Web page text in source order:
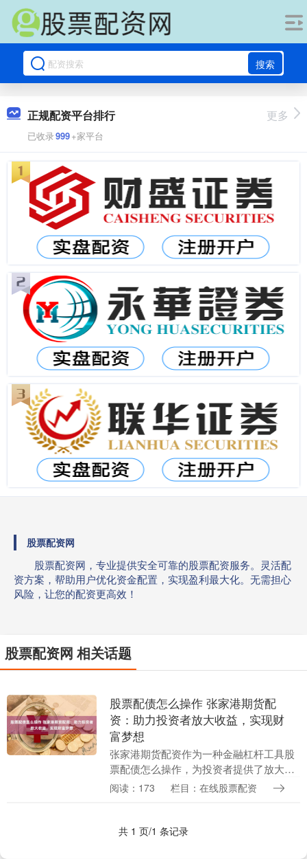
搜索
正规配资平台排行
已收录999+家平台
更多
股票配资网
股票配资网，专业提供安全可靠的股票配资服务。灵活配
资方案，帮助用户优化资金配置，实现盈利最大化。无需担心
风险，让您的配资更高效！
股票配资网 相关话题
股票配债怎么操作 张家港期货配
资：助力投资者放大收益，实现财
富梦想
张家港期货配资作为一种金融杠杆工具股
票配债怎么操作，为投资者提供了放大收
益的契机，助力他们实现财富梦想。 * **
阅读：173 栏目：在线股票配资
共 1 页/1 条记录